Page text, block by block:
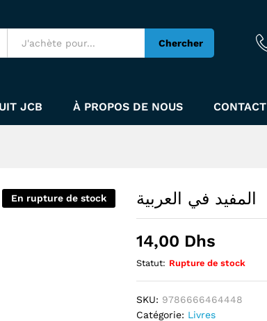
Chercher
JCB À PROPOS DE NOUS CONTACT
En rupture de stock المفيد في العربية
14,00 Dhs
Statut: Rupture de stock
SKU: 9786666464448
Catégorie: Livres